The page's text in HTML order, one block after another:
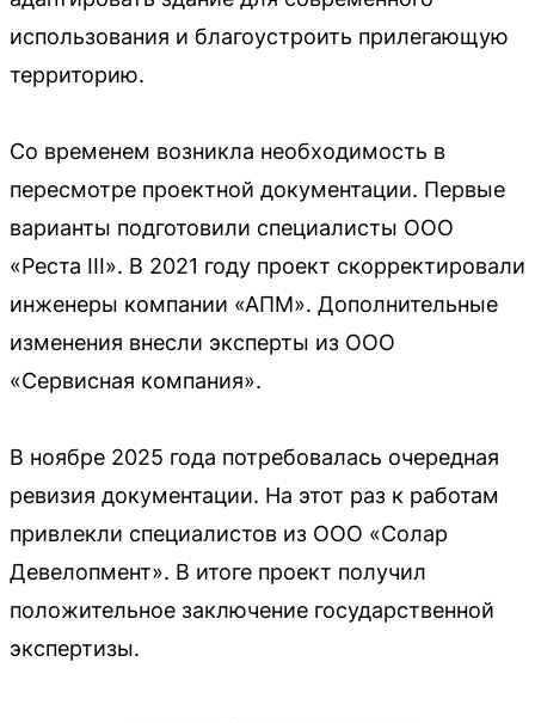
использования и благоустроить прилегающую
территорию.
Со временем возникла необходимость в
пересмотре проектной документации. Первые
варианты подготовили специалисты ООО
«Реста III». В 2021 году проект скорректировали
инженеры компании «АПМ». Дополнительные
изменения внесли эксперты из ООО
«Сервисная компания».
В ноябре 2025 года потребовалась очередная
ревизия документации. На этот раз к работам
привлекли специалистов из ООО «Солар
Девелопмент». В итоге проект получил
положительное заключение государственной
экспертизы.